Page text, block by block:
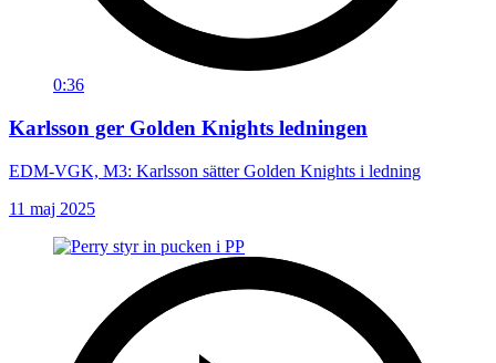
0:36
Karlsson ger Golden Knights ledningen
EDM-VGK, M3: Karlsson sätter Golden Knights i ledning
11 maj 2025